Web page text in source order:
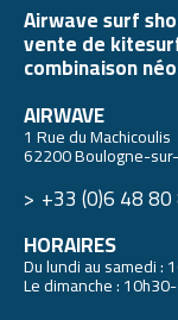
Airwave surf
vente de
combinaison
AIRWAVE
1 Rue du Machicoulis
62200 Boulogne-
+33 (0)6 48
HORAIRES
Du lundi au samedi
Le dimanche :